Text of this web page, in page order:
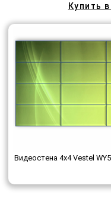
Купить
Видеостена 4x4 Vestel